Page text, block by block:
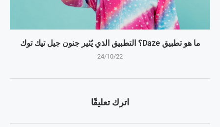
ما هو تطبيق Daze؟ التطبيق الذي يُثير جنون جيل تيك توك
24/10/22
اترك تعليقًا